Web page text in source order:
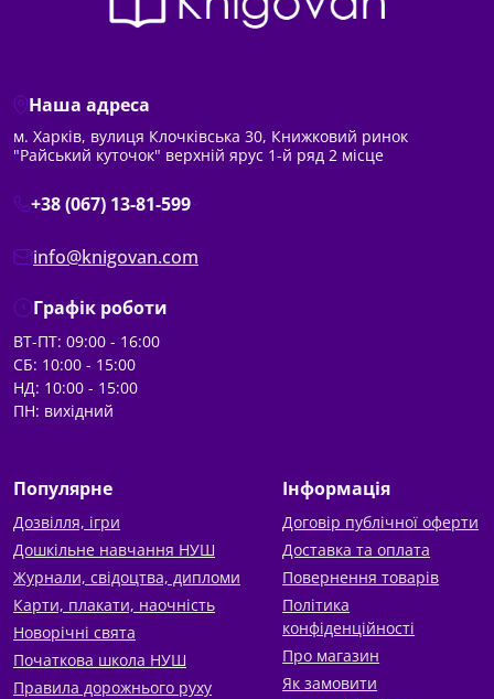
Наша адреса
м. Харків, вулиця Клочківська 30, Книжковий ринок
"Райський куточок" верхній ярус 1-й ряд 2 місце
+38 (067) 13-81-599
info@knigovan.com
Графік роботи
ВТ-ПТ: 09:00 - 16:00
СБ: 10:00 - 15:00
НД: 10:00 - 15:00
ПН: вихідний
Популярне
Дозвілля, ігри
Дошкільне навчання НУШ
Журнали, свідоцтва, дипломи
Карти, плакати, наочність
Новорічні свята
Початкова школа НУШ
Правила дорожнього руху
Інформація
Договір публічної оферти
Доставка та оплата
Повернення товарів
Політика
конфіденційності
Про магазин
Як замовити